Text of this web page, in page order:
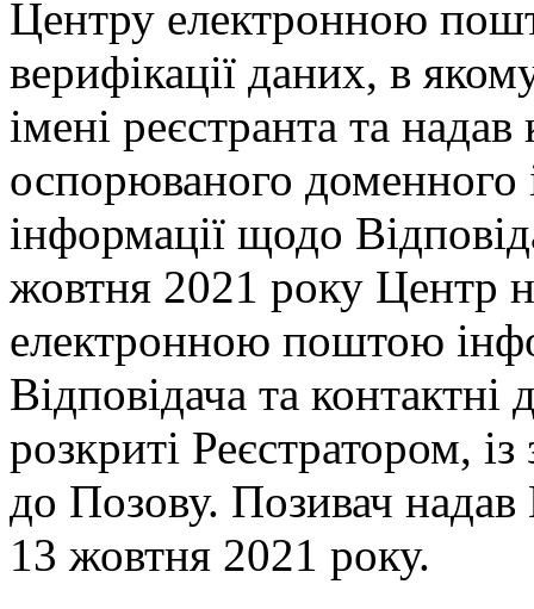
Центру електронною
верифікації даних, в
імені реєстранта та
оспорюваного доменного
інформації щодо
жовтня 2021 року Центр
електронною поштою
Відповідача та
розкриті Реєстратором,
до Позову. Позивач
13 жовтня 2021 року.